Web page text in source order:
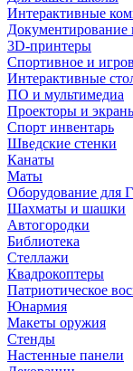
Интерактивные
3D-принтеры
Спортивное и
Интерактивные
ПО и мультимедиа
Проекторы и
Спорт инвентарь
Шведские стенки
Канаты
Маты
Оборудование для
Шахматы и шашки
Автогородки
Библиотека
Стеллажи
Квадрокоптеры
Патриотическое
Юнармия
Макеты оружия
Стенды
Настенные панели